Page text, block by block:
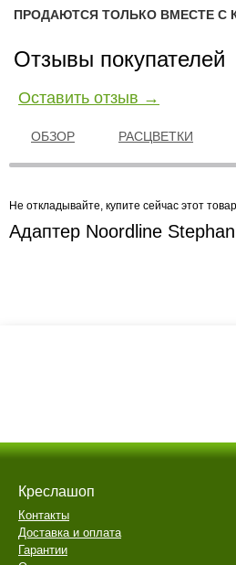
ПРОДАЮТСЯ ТОЛЬКО ВМЕСТЕ С
Отзывы покупателей
Оставить отзыв →
ОБЗОР РАСЦВЕТКИ
Не откладывайте, купите сейчас этот товар
Адаптер Noordline
Креслашоп
Контакты
Доставка и оплата
Гарантии